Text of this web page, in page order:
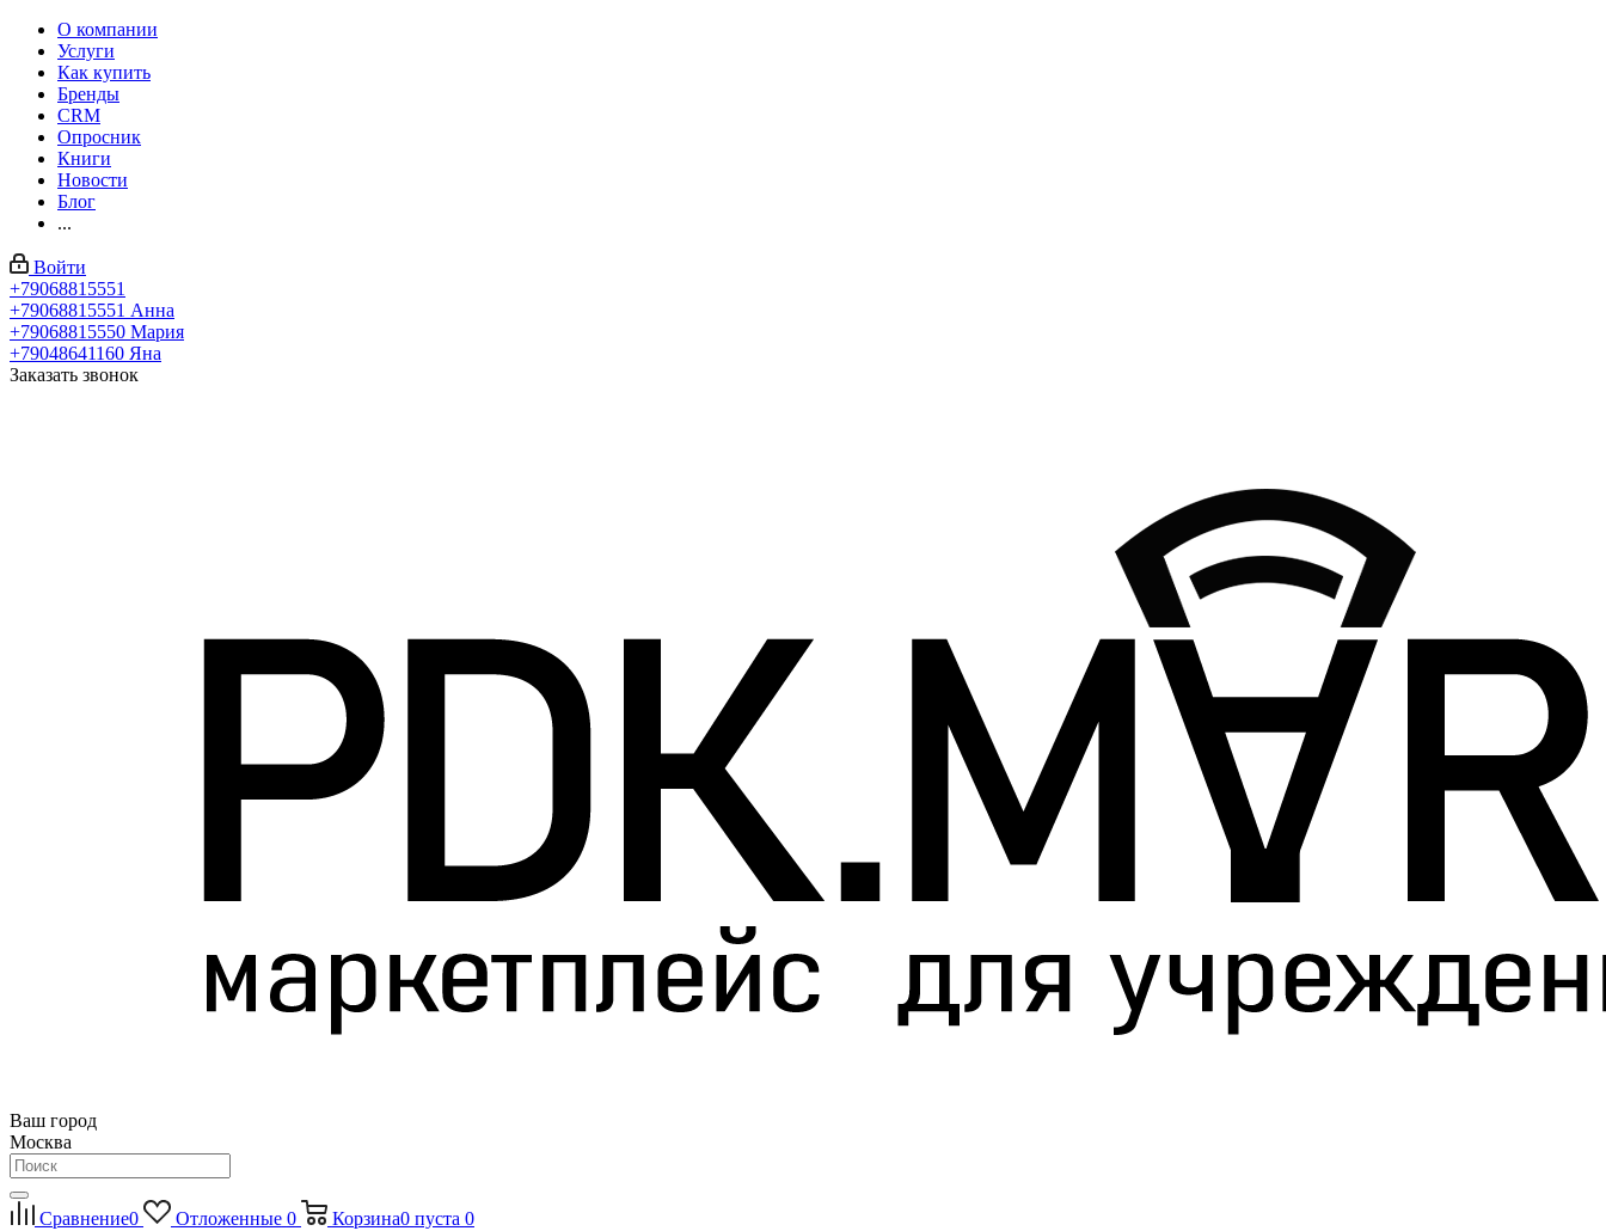
О компании
Услуги
Как купить
Бренды
CRM
Опросник
Книги
Новости
Блог
...
Войти
+79068815551
+79068815551 Анна
+79068815550 Мария
+79048641160 Яна
Заказать звонок
Ваш город
Москва
Сравнение0 Отложенные 0 Корзина0 пуста 0